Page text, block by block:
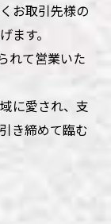
お取引先様の
ます。
れて営業いた
に愛され、支
き締めて臨む